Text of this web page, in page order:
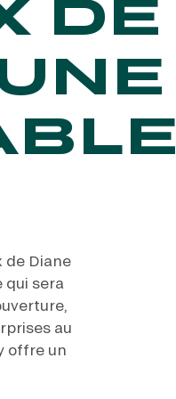
DE
de Diane
qui sera
au
offre un